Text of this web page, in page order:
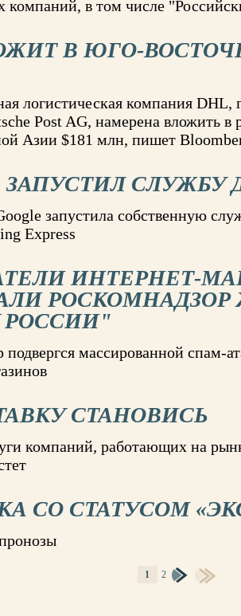
компаний, в том числе
В ЮГО-
логистическая компания DHL,
Post AG, намерена вложить в
Азии $181 млн, пишет
ЗАПУСТИЛ СЛУЖБУ
запустила собственную
Express
ИНТЕРНЕТ-
РОССИИ"
подвергся массированной спам-
СТАНОВИСЬ
компаний, работающих на
СО СТАТУСОМ
1 2